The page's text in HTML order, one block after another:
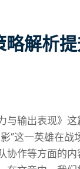
略解析
与输出表现》
”这一英雄在
协作等方面的